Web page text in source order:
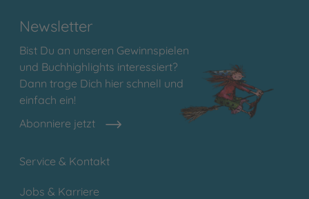
Newsletter
Bist Du an unseren Gewinnspielen
und Buchhighlights interessiert?
Dann trage Dich hier schnell und
einfach ein!
Abonniere jetzt
Service & Kontakt
Jobs & Karriere